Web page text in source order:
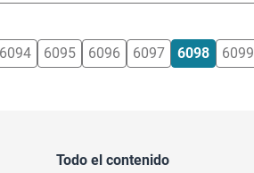
6094 6095 6096 6097 6098 6099
Todo el contenido